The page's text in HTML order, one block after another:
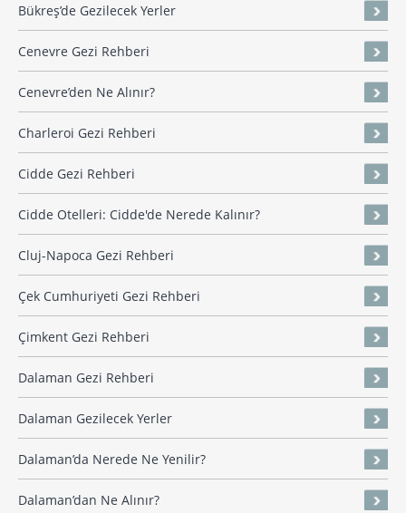
Bükreş’de Gezilecek Yerler
Cenevre Gezi Rehberi
Cenevre’den Ne Alınır?
Charleroi Gezi Rehberi
Cidde Gezi Rehberi
Cidde Otelleri: Cidde'de Nerede Kalınır?
Cluj-Napoca Gezi Rehberi
Çek Cumhuriyeti Gezi Rehberi
Çimkent Gezi Rehberi
Dalaman Gezi Rehberi
Dalaman Gezilecek Yerler
Dalaman’da Nerede Ne Yenilir?
Dalaman’dan Ne Alınır?